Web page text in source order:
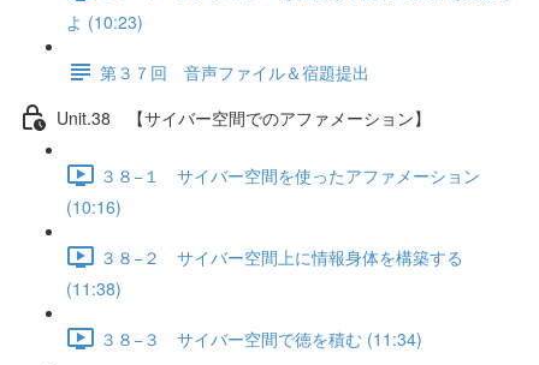
よ (10:23)
第３７回 音声ファイル＆宿題提出
Unit.38 【サイバー空間でのアファメーション】
３８−１ サイバー空間を使ったアファメーション
(10:16)
３８−２ サイバー空間上に情報身体を構築する
(11:38)
３８−３ サイバー空間で徳を積む (11:34)